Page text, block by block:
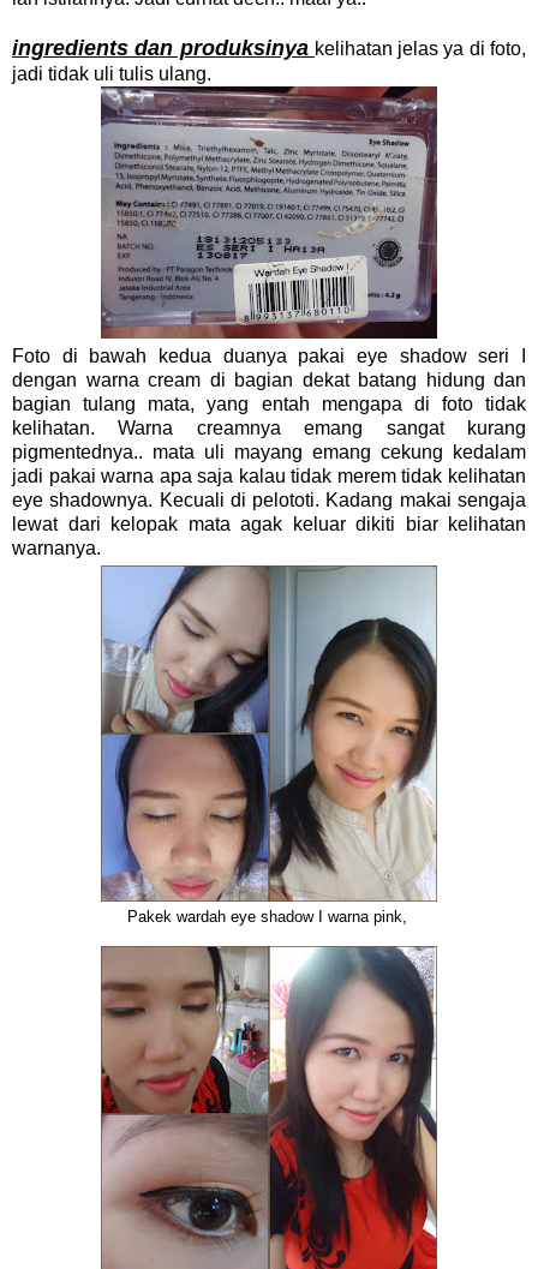
ingredients dan produksinya kelihatan jelas ya di foto,
jadi tidak uli tulis ulang.
Foto di bawah kedua duanya pakai eye shadow seri I
dengan warna cream di bagian dekat batang hidung dan
bagian tulang mata, yang entah mengapa di foto tidak
kelihatan. Warna creamnya emang sangat kurang
pigmentednya.. mata uli mayang emang cekung kedalam
jadi pakai warna apa saja kalau tidak merem tidak kelihatan
eye shadownya. Kecuali di pelototi. Kadang makai sengaja
lewat dari kelopak mata agak keluar dikiti biar kelihatan
warnanya.
Pakek wardah eye shadow I warna pink,